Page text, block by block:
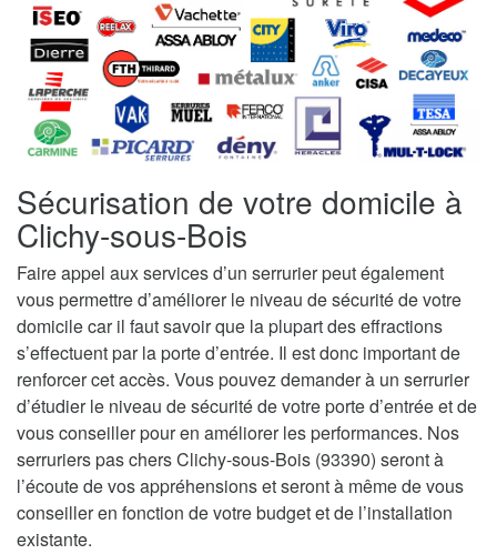
Sécurisation de votre domicile à
Clichy-sous-Bois
Faire appel aux services d’un serrurier peut également
vous permettre d’améliorer le niveau de sécurité de votre
domicile car il faut savoir que la plupart des effractions
s’effectuent par la porte d’entrée. Il est donc important de
renforcer cet accès. Vous pouvez demander à un serrurier
d’étudier le niveau de sécurité de votre porte d’entrée et de
vous conseiller pour en améliorer les performances. Nos
serruriers pas chers Clichy-sous-Bois (93390) seront à
l’écoute de vos appréhensions et seront à même de vous
conseiller en fonction de votre budget et de l’installation
existante.